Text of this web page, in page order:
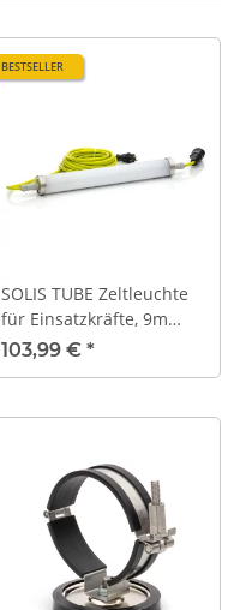
BESTSELLER
SOLIS TUBE Zeltleuchte
für Einsatzkräfte, 9m
Anschlusskabel, 20W LED,
103,99 € *